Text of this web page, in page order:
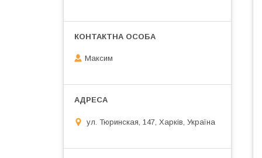
Максим
ул. Тюринская, 147, Харків, Україна